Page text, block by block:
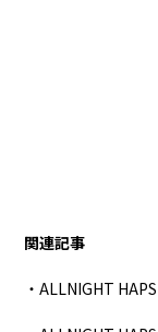
関連記事
・ALLNIGHT